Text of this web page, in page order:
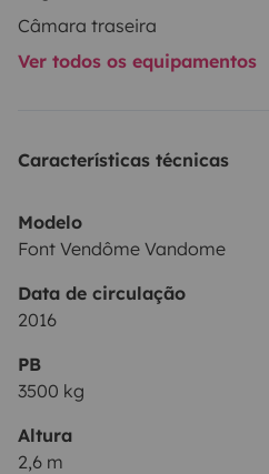
Câmara traseira
Ver todos os equipamentos
Características técnicas
Modelo
Font Vendôme Vandome
Data de circulação
2016
PB
3500 kg
Altura
2,6 m